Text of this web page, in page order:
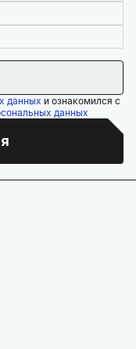
данных и ознакомился с
данных